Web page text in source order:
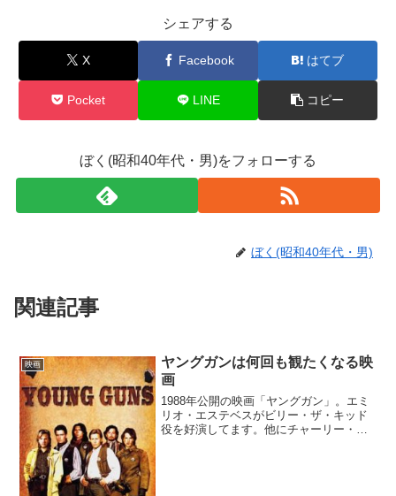
シェアする
X Facebook はてブ
Pocket LINE コピー
ぼく(昭和40年代・男)をフォローする
ぼく(昭和40年代・男)
関連記事
映画
ヤングガンは何回も観たくなる映
画
1988年公開の映画「ヤングガン」。エミ
リオ・エステベスがビリー・ザ・キッド
役を好演してます。他にチャーリー・シ